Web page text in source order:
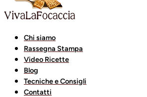
Chi siamo
Rassegna Stampa
Video Ricette
Blog
Tecniche e Consigli
Contatti